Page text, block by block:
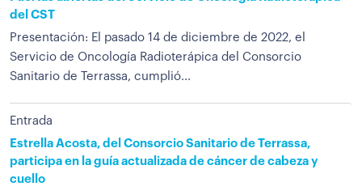
del CST
Presentación: El pasado 14 de diciembre de 2022, el
Servicio de Oncología Radioterápica del Consorcio
Sanitario de Terrassa, cumplió...
Entrada
Estrella Acosta, del Consorcio Sanitario de Terrassa,
participa en la guía actualizada de cáncer de cabeza y
cuello